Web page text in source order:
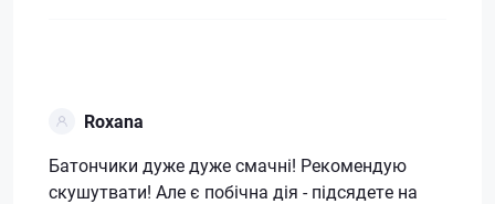
Roxana
Батончики дуже дуже смачні! Рекомендую
скушутвати! Але є побічна дія - підсядете на